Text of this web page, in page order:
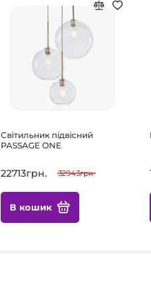
Світильник підвісний
PASSAGE ONE
22713грн. 32943грн.
В кошик